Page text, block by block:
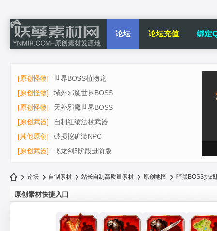
论坛 论坛充值 绑定
[原创怪物]
世界BOSS植物龙
[原创怪物]
域外邪魔世界BOSS
[原创怪物]
天外邪魔世界BOSS
[原创武器]
自制红缨法杖武器
[其他原创]
破损挖矿装NPC
[原创武器]
飞龙剑5阶段进阶版
论坛 自制素材
›
站长自制高质量素材
›
原创地图
›
暗黑BOSS挑战
原创素材快捷入口